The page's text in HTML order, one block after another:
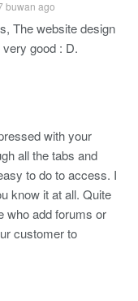
buwan ago
The website design
good : D.
with your
all the tabs and
to do to access. I
know it at all. Quite
who add forums or
customer to